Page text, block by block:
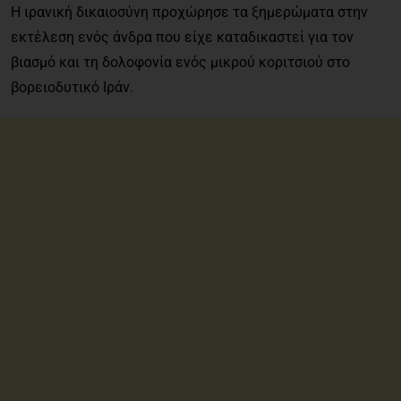
Η ιρανική δικαιοσύνη προχώρησε τα ξημερώματα στην
εκτέλεση ενός άνδρα που είχε καταδικαστεί για τον
βιασμό και τη δολοφονία ενός μικρού κοριτσιού στο
βορειοδυτικό Ιράν.